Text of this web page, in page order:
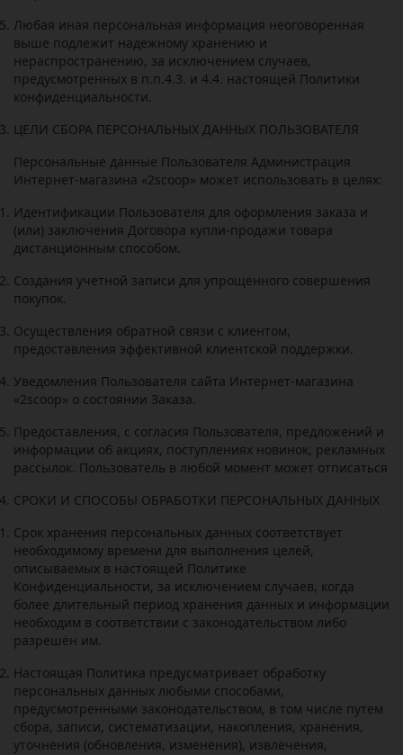
Любая иная персональная информация неоговоренная
выше подлежит надежному хранению и
нераспространению, за исключением случаев,
предусмотренных в п.п.4.3. и 4.4. настоящей Политики
конфиденциальности.
ЦЕЛИ СБОРА ПЕРСОНАЛЬНЫХ ДАННЫХ ПОЛЬЗОВАТЕЛЯ
Персональные данные Пользователя Администрация
Интернет-магазина «2scoop» может использовать в целях:
Идентификации Пользователя для оформления заказа и
(или) заключения Договора купли-продажи товара
дистанционным способом.
Создания учетной записи для упрощенного совершения
покупок.
Осуществления обратной связи с клиентом,
предоставления эффективной клиентской поддержки.
Уведомления Пользователя сайта Интернет-магазина
«2scoop» о состоянии Заказа.
Предоставления, с согласия Пользователя, предложений и
информации об акциях, поступлениях новинок, рекламных
рассылок. Пользователь в любой момент может отписаться
СРОКИ И СПОСОБЫ ОБРАБОТКИ ПЕРСОНАЛЬНЫХ ДАННЫХ
Срок хранения персональных данных соответствует
необходимому времени для выполнения целей,
описываемых в настоящей Политике
Конфиденциальности, за исключением случаев, когда
более длительный период хранения данных и информации
необходим в соответствии с законодательством либо
разрешён им.
Настоящая Политика предусматривает обработку
персональных данных любыми способами,
предусмотренными законодательством, в том числе путем
сбора, записи, систематизации, накопления, хранения,
уточнения (обновления, изменения), извлечения,